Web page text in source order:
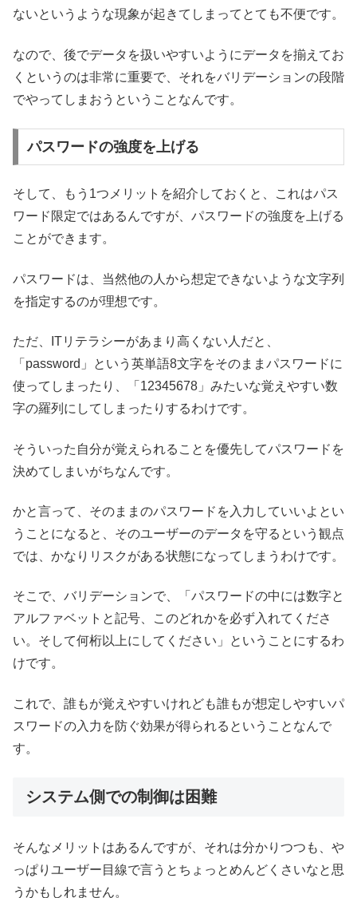
ないというような現象が起きてしまってとても不便です。
なので、後でデータを扱いやすいようにデータを揃えてお
くというのは非常に重要で、それをバリデーションの段階
でやってしまおうということなんです。
パスワードの強度を上げる
そして、もう1つメリットを紹介しておくと、これはパス
ワード限定ではあるんですが、パスワードの強度を上げる
ことができます。
パスワードは、当然他の人から想定できないような文字列
を指定するのが理想です。
ただ、ITリテラシーがあまり高くない人だと、
「password」という英単語8文字をそのままパスワードに
使ってしまったり、「12345678」みたいな覚えやすい数
字の羅列にしてしまったりするわけです。
そういった自分が覚えられることを優先してパスワードを
決めてしまいがちなんです。
かと言って、そのままのパスワードを入力していいよとい
うことになると、そのユーザーのデータを守るという観点
では、かなりリスクがある状態になってしまうわけです。
そこで、バリデーションで、「パスワードの中には数字と
アルファベットと記号、このどれかを必ず入れてくださ
い。そして何桁以上にしてください」ということにするわ
けです。
これで、誰もが覚えやすいけれども誰もが想定しやすいパ
スワードの入力を防ぐ効果が得られるということなんで
す。
システム側での制御は困難
そんなメリットはあるんですが、それは分かりつつも、や
っぱりユーザー目線で言うとちょっとめんどくさいなと思
うかもしれません。